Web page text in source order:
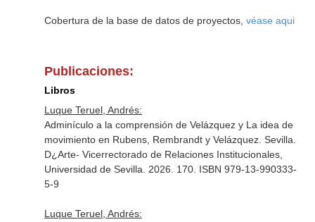
Cobertura de la base de datos de proyectos, véase aqui
Publicaciones:
Libros
Luque Teruel, Andrés:
Adminículo a la comprensión de Velázquez y La idea de
movimiento en Rubens, Rembrandt y Velázquez. Sevilla.
D¿Arte- Vicerrectorado de Relaciones Institucionales,
Universidad de Sevilla. 2026. 170. ISBN 979-13-990333-
5-9
Luque Teruel, Andrés: